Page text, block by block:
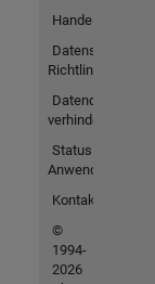
Handelsmarken
Datenschutz-
Richtlinien
Datendiebstahl
verhindern
Status von
Anwendungen
Kontakt
©
1994-
2026